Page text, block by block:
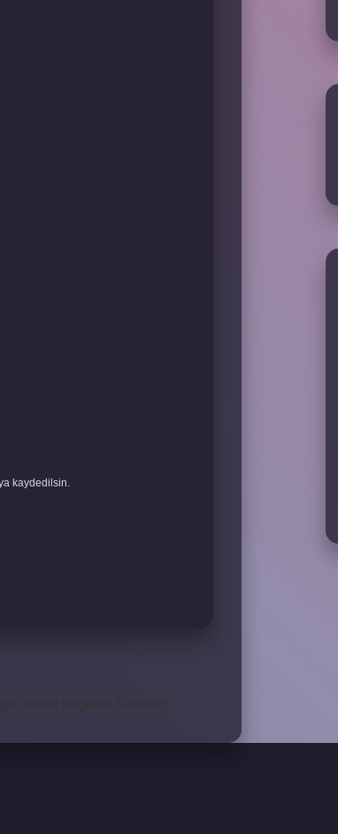
kaydedilsin.
online nttgame Sitemap